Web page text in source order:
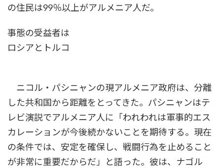
の住民は99％以上がアルメニア人だ。
事態の受益者は
ロシアとトルコ
ニコル・パシニャンの現アルメニア政府は、分離
した共和国から距離をとってきた。パシニャンはテ
レビ演説でアルメニア人に「われわれは軍事的エス
カレーションが今後続かないことを期待する。現在
の条件では、安定を確保し、戦闘行為を止めること
が非常に重要だからだ」と語った。彼は、ナゴル